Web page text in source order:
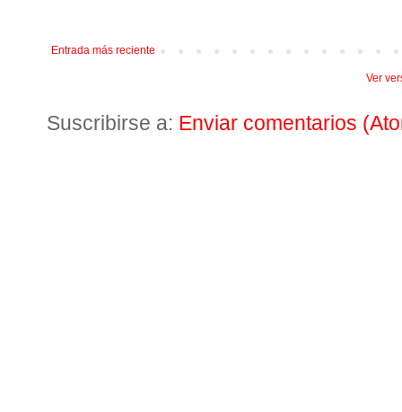
Entrada más reciente
Ver
Suscribirse a: Enviar comentarios